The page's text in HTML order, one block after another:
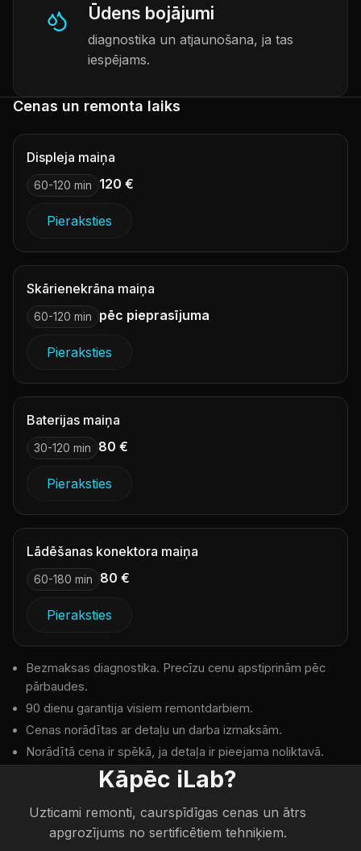
Ūdens bojājumi
diagnostika un atjaunošana, ja tas
iespējams.
Cenas un remonta laiks
Displeja maiņa
60-120 min 120 €
Pieraksties
Skārienekrāna maiņa
60-120 min pēc pieprasījuma
Pieraksties
Baterijas maiņa
30-120 min 80 €
Pieraksties
Lādēšanas konektora maiņa
60-180 min 80 €
Pieraksties
Bezmaksas diagnostika. Precīzu cenu apstiprinām pēc
pārbaudes.
90 dienu garantija visiem remontdarbiem.
Cenas norādītas ar detaļu un darba izmaksām.
Norādītā cena ir spēkā, ja detaļa ir pieejama noliktavā.
Kāpēc iLab?
Uzticami remonti, caurspīdīgas cenas un ātrs
apgrozījums no sertificētiem tehniķiem.